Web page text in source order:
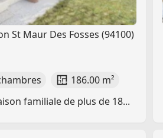
St Maur Des Fosses (94100)
186.00 m²
familiale de plus de 18...